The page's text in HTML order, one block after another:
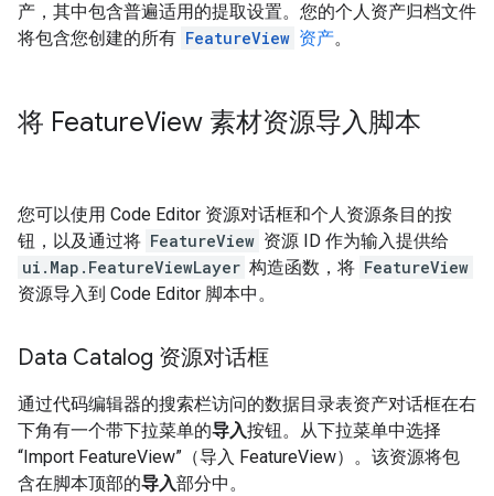
产，其中包含普遍适用的提取设置。您的个人资产归档文件
将包含您创建的所有 FeatureView 资产。
将 FeatureView 素材资源导入脚本
您可以使用 Code Editor 资源对话框和个人资源条目的按
钮，以及通过将 FeatureView 资源 ID 作为输入提供给
ui.Map.FeatureViewLayer 构造函数，将 FeatureView
资源导入到 Code Editor 脚本中。
Data Catalog 资源对话框
通过代码编辑器的搜索栏访问的数据目录表资产对话框在右
下角有一个带下拉菜单的导入按钮。从下拉菜单中选择
“Import FeatureView”（导入 FeatureView）。该资源将包
含在脚本顶部的导入部分中。